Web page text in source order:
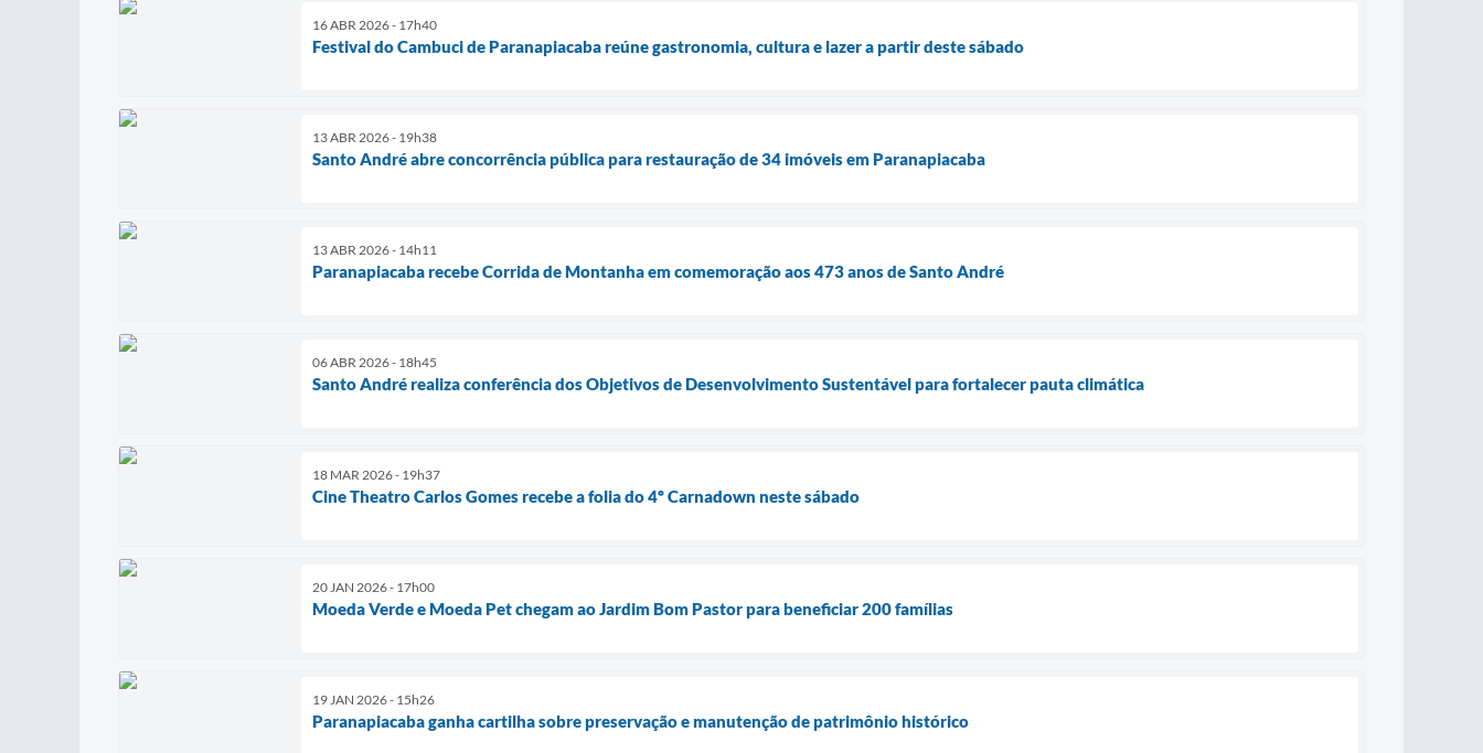
16 ABR 2026 - 17h40
Festival do Cambuci de Paranapiacaba reúne gastronomia, cultura e lazer a partir deste sábado
13 ABR 2026 - 19h38
Santo André abre concorrência pública para restauração de 34 imóveis em Paranapiacaba
13 ABR 2026 - 14h11
Paranapiacaba recebe Corrida de Montanha em comemoração aos 473 anos de Santo André
06 ABR 2026 - 18h45
Santo André realiza conferência dos Objetivos de Desenvolvimento Sustentável para fortalecer pauta climática
18 MAR 2026 - 19h37
Cine Theatro Carlos Gomes recebe a folia do 4º Carnadown neste sábado
20 JAN 2026 - 17h00
Moeda Verde e Moeda Pet chegam ao Jardim Bom Pastor para beneficiar 200 famílias
19 JAN 2026 - 15h26
Paranapiacaba ganha cartilha sobre preservação e manutenção de patrimônio histórico